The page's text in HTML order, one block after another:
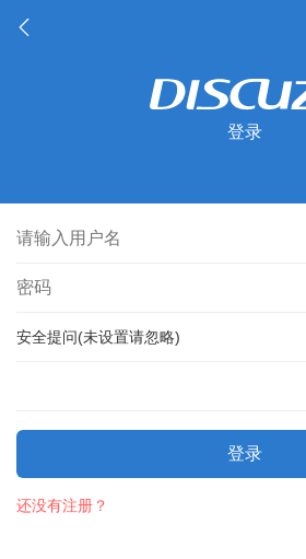
登录
安全提问(未设置请忽略)
登录
还没有注册？